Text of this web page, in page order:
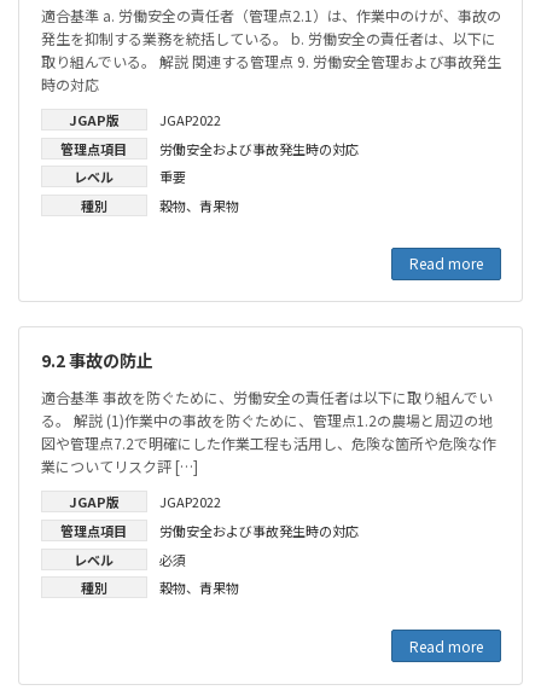
適合基準 a. 労働安全の責任者（管理点2.1）は、作業中のけが、事故の
発生を抑制する業務を統括している。 b. 労働安全の責任者は、以下に
取り組んでいる。 解説 関連する管理点 9. 労働安全管理および事故発生
時の対応
JGAP版
JGAP2022
管理点項目
労働安全および事故発生時の対応
レベル
重要
種別
穀物、 青果物
Read more
9.2 事故の防止
適合基準 事故を防ぐために、労働安全の責任者は以下に取り組んでい
る。 解説 (1)作業中の事故を防ぐために、管理点1.2の農場と周辺の地
図や管理点7.2で明確にした作業工程も活用し、危険な箇所や危険な作
業についてリスク評 […]
JGAP版
JGAP2022
管理点項目
労働安全および事故発生時の対応
レベル
必須
種別
穀物、 青果物
Read more